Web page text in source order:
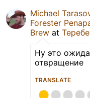
Michael
Forester
Brew at
Ну это
отвращение
TRANSLATE